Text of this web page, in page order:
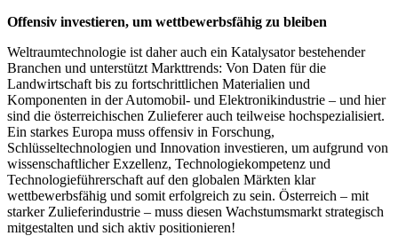
Offensiv investieren, um wettbewerbsfähig zu bleiben
Weltraumtechnologie ist daher auch ein Katalysator bestehender
Branchen und unterstützt Markttrends: Von Daten für die
Landwirtschaft bis zu fortschrittlichen Materialien und
Komponenten in der Automobil- und Elektronikindustrie – und hier
sind die österreichischen Zulieferer auch teilweise hochspezialisiert.
Ein starkes Europa muss offensiv in Forschung,
Schlüsseltechnologien und Innovation investieren, um aufgrund von
wissenschaftlicher Exzellenz, Technologiekompetenz und
Technologieführerschaft auf den globalen Märkten klar
wettbewerbsfähig und somit erfolgreich zu sein. Österreich – mit
starker Zulieferindustrie – muss diesen Wachstumsmarkt strategisch
mitgestalten und sich aktiv positionieren!